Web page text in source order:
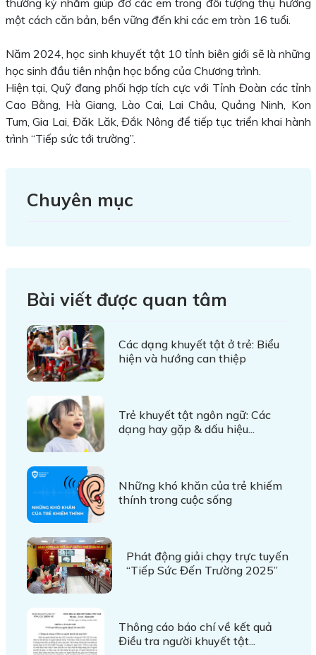
thường kỳ nhằm giúp đỡ các em trong đối tượng thụ hưởng
một cách căn bản, bền vững đến khi các em tròn 16 tuổi.
Năm 2024, học sinh khuyết tật 10 tỉnh biên giới sẽ là những
học sinh đầu tiên nhận học bổng của Chương trình.
Hiện tại, Quỹ đang phối hợp tích cực với Tỉnh Đoàn các tỉnh
Cao Bằng, Hà Giang, Lào Cai, Lai Châu, Quảng Ninh, Kon
Tum, Gia Lai, Đăk Lăk, Đắk Nông để tiếp tục triển khai hành
trình “Tiếp sức tới trường”.
Chuyên mục
Bài viết được quan tâm
Các dạng khuyết tật ở trẻ: Biểu
hiện và hướng can thiệp
Trẻ khuyết tật ngôn ngữ: Các
dạng hay gặp & dấu hiệu...
Những khó khăn của trẻ khiếm
thính trong cuộc sống
Phát động giải chạy trực tuyến
“Tiếp Sức Đến Trường 2025”
Thông cáo báo chí về kết quả
Điều tra người khuyết tật...